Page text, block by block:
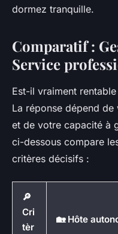
dormez tranquille.
Comparatif :
Service
Est-il vraiment
La réponse dépend
et de votre capacité à
ci-dessous compare
critères décisifs :
🔎
Cri
tèr
🏡 Hôte